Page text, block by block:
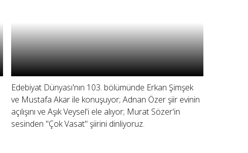
Edebiyat Dünyası'nın 103. bölümünde Erkan Şimşek
ve Mustafa Akar ile konuşuyor; Adnan Özer şiir evinin
açılışını ve Aşık Veysel'i ele alıyor; Murat Sözer'in
sesinden "Çok Vasat" şiirini dinliyoruz.